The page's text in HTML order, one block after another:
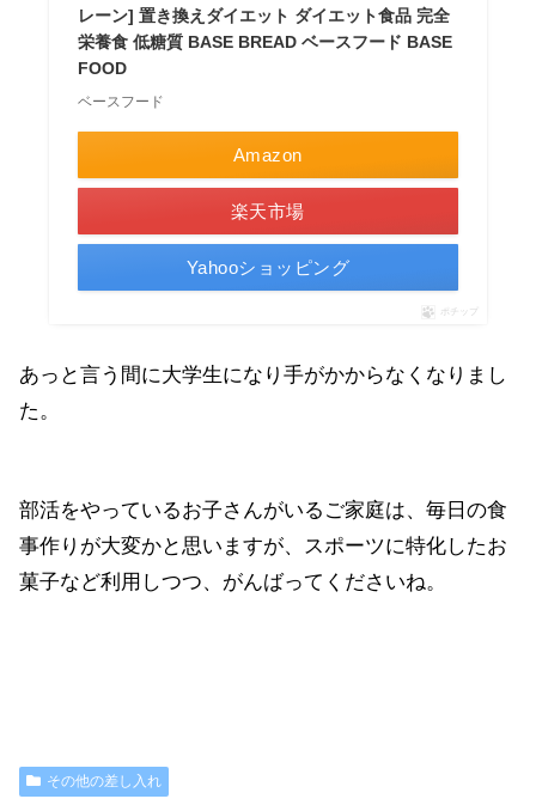
レーン] 置き換えダイエット ダイエット食品 完全
栄養食 低糖質 BASE BREAD ベースフード BASE
FOOD
ベースフード
Amazon
楽天市場
Yahooショッピング
ポチップ
あっと言う間に大学生になり手がかからなくなりまし
た。
部活をやっているお子さんがいるご家庭は、毎日の食
事作りが大変かと思いますが、スポーツに特化したお
菓子など利用しつつ、がんばってくださいね。
その他の差し入れ